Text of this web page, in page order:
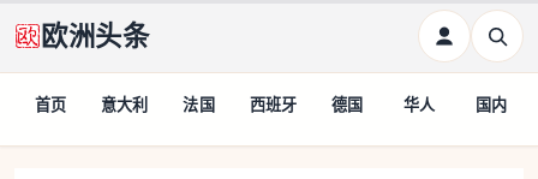
欧洲头条
首页 意大利 法国 西班牙 德国 华人 国内